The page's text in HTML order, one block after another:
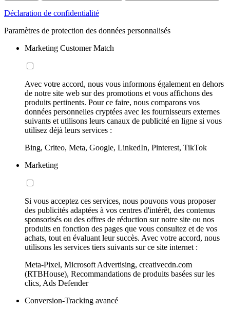
Déclaration de confidentialité
Paramètres de protection des données personnalisés
Marketing Customer Match
Avec votre accord, nous vous informons également en dehors
de notre site web sur des promotions et vous affichons des
produits pertinents. Pour ce faire, nous comparons vos
données personnelles cryptées avec les fournisseurs externes
suivants et utilisons leurs canaux de publicité en ligne si vous
utilisez déjà leurs services :
Bing, Criteo, Meta, Google, LinkedIn, Pinterest, TikTok
Marketing
Si vous acceptez ces services, nous pouvons vous proposer
des publicités adaptées à vos centres d'intérêt, des contenus
sponsorisés ou des offres de réduction sur notre site ou nos
produits en fonction des pages que vous consultez et de vos
achats, tout en évaluant leur succès. Avec votre accord, nous
utilisons les services tiers suivants sur ce site internet :
Meta-Pixel, Microsoft Advertising, creativecdn.com
(RTBHouse), Recommandations de produits basées sur les
clics, Ads Defender
Conversion-Tracking avancé